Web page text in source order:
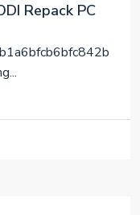
Repack PC